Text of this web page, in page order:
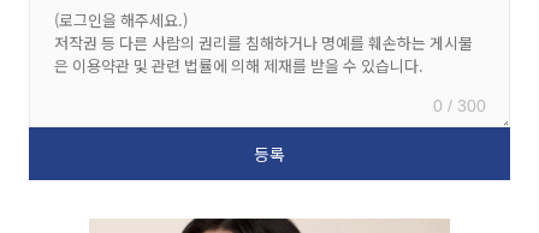
0 / 300